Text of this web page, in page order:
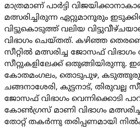
മാത്രമാണ് പാര്‍ട്ടി
മത്സരിച്ചിരുന്ന ഏറ്റുമാനൂരും
വിട്ടുകൊടുത്ത് വലിയ
വിഭാഗം ചെയ്തത്. കഴിഞ്ഞ
സീറ്റിൽ മത്സരിച്ച ജോസഫ് വിഭാഗം
സീറ്റുകളിലേക്ക് ഒതുങ്ങിയിരുന്നു.
കോതമംഗലം, തൊടുപുഴ,
ചങ്ങനാശേരി, കുട്ടനാട്, തിരുവല്ല
ജോസഫ് വിഭാഗം വെന്നിക്കൊടി
കോണ്‍ഗ്രസ് മാണി വിഭാഗം മത്സരിച്ച
തോറ്റ് തകര്‍ന്നു തരിപ്പണമായി